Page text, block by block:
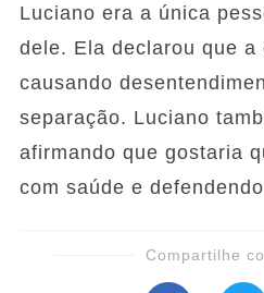
Luciano era a única
dele. Ela declarou que a
causando
separação. Luciano
afirmando que gostaria
com saúde e
Compartilhe